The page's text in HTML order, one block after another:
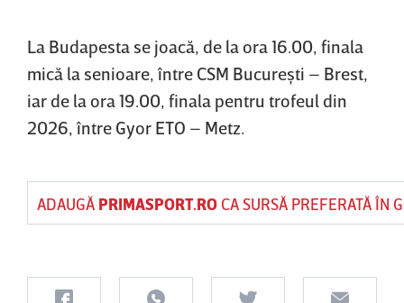
La Budapesta se joacă, de la ora 16.00, finala
mică la senioare, între CSM Bucureşti – Brest,
iar de la ora 19.00, finala pentru trofeul din
2026, între Gyor ETO – Metz.
ADAUGĂ PRIMASPORT.ROCA SURSĂ PREFERATĂ ÎN